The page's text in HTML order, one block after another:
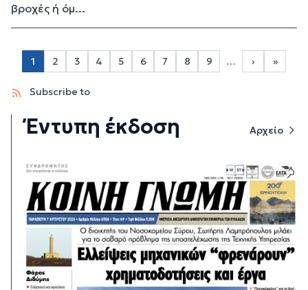
βροχές ή όμ...
Σελιδοποίηση
1 Page 2
2 Page 3
3 Page 4
4 Page 5
5 Page 6
6 Page 7
7 Page 8
8 Page 9
9 …
Next page
›
Last
»
Subscribe to
Έντυπη έκδοση Αρχείο